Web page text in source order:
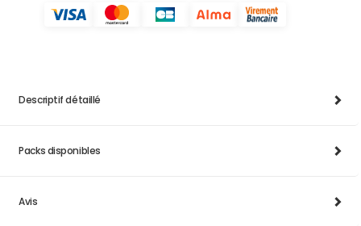
Descriptif détaillé
Packs disponibles
Avis